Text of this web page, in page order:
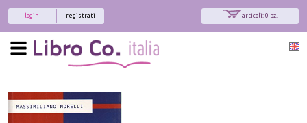
articoli: 0 pz.
registrati
login